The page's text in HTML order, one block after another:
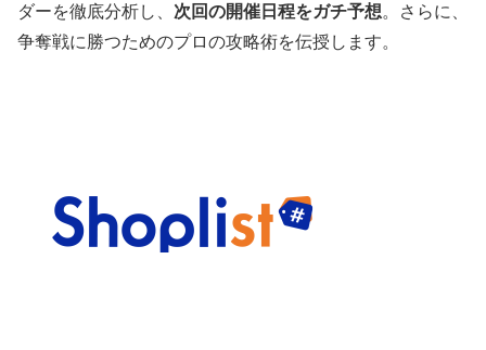
ダーを徹底分析し、 次回の開催日程をガチ予想。さらに、
争奪戦に勝つためのプロの攻略術を伝授します。